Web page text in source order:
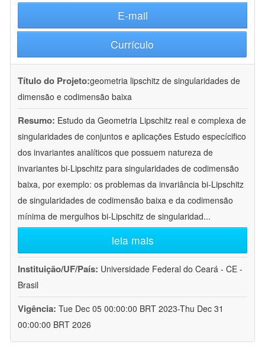
E-mail
Currículo
Título do Projeto:geometria lipschitz de singularidades de
dimensão e codimensão baixa
Resumo: Estudo da Geometria Lipschitz real e complexa de
singularidades de conjuntos e aplicações Estudo especícifico
dos invariantes analíticos que possuem natureza de
invariantes bi-Lipschitz para singularidades de codimensão
baixa, por exemplo: os problemas da invariância bi-Lipschitz
de singularidades de codimensão baixa e da codimensão
mínima de mergulhos bi-Lipschitz de singularidad...
leia mais
Instituição/UF/País: Universidade Federal do Ceará - CE -
Brasil
Vigência: Tue Dec 05 00:00:00 BRT 2023-Thu Dec 31
00:00:00 BRT 2026